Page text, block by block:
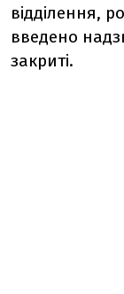
відділення,
введено
закриті.